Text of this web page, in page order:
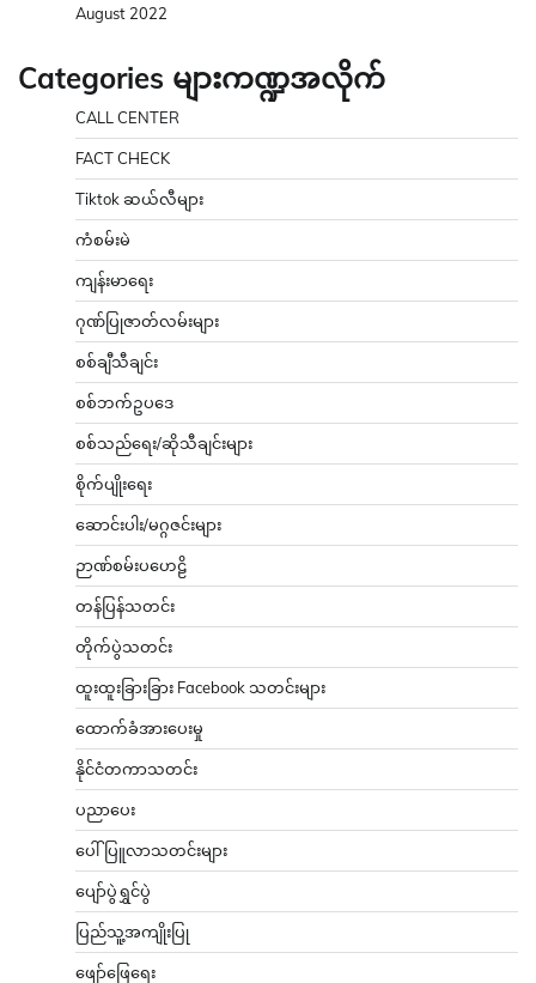
August 2022
Categories များကဏ္ဍအလိုက်
CALL CENTER
FACT CHECK
Tiktok ဆယ်လီများ
ကံစမ်းမဲ
ကျန်းမာရေး
ဂုဏ်ပြုဇာတ်လမ်းများ
စစ်ချီသီချင်း
စစ်ဘက်ဥပဒေ
စစ်သည်ရေး/ဆိုသီချင်းများ
စိုက်ပျိုးရေး
ဆောင်းပါး/မဂ္ဂဇင်းများ
ဉာဏ်စမ်းပဟေဠိ
တန်ပြန်သတင်း
တိုက်ပွဲသတင်း
ထူးထူးခြားခြား Facebook သတင်းများ
ထောက်ခံအားပေးမှု
နိုင်ငံတကာသတင်း
ပညာပေး
ပေါ်ပြူလာသတင်းများ
ပျော်ပွဲရွှင်ပွဲ
ပြည်သူ့အကျိုးပြု
ဖျော်ဖြေရေး